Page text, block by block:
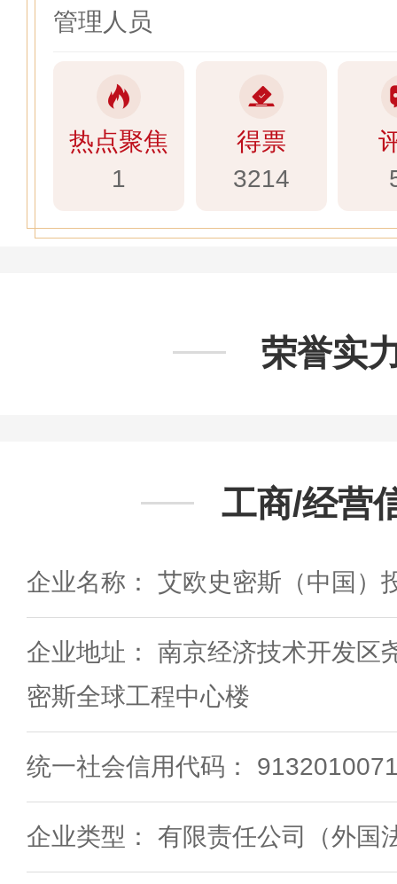
管理人员
热点聚焦
1
得票
3214
荣誉实
工商/经营
企业名称： 艾欧史密斯（中国）
企业地址： 南京经济技术开发区
密斯全球工程中心楼
统一社会信用代码：
企业类型： 有限责任公司（外国